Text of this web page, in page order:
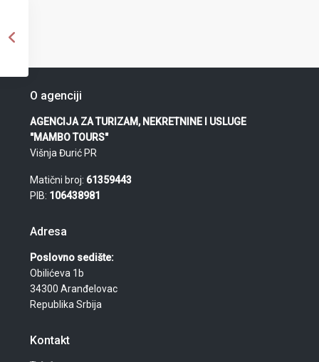
O agenciji
AGENCIJA ZA TURIZAM, NEKRETNINE I USLUGE
"MAMBO TOURS"
Višnja Đurić PR
Matični broj: 61359443
PIB: 106438981
Adresa
Poslovno sedište:
Obilićeva 1b
34300 Aranđelovac
Republika Srbija
Kontakt